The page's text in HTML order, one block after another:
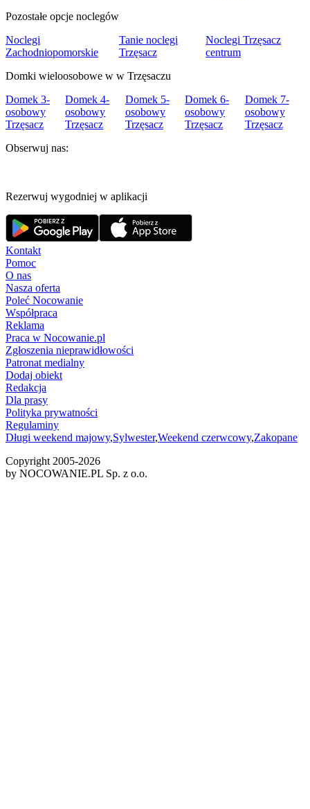
Pozostałe opcje noclegów
Noclegi
Zachodniopomorskie
Tanie noclegi
Trzęsacz
Noclegi Trzęsacz
centrum
Domki wieloosobowe w w Trzęsaczu
Domek 3-
osobowy
Trzęsacz
Domek 4-
osobowy
Trzęsacz
Domek 5-
osobowy
Trzęsacz
Domek 6-
osobowy
Trzęsacz
Domek 7-
osobowy
Trzęsacz
Obserwuj nas:
Rezerwuj wygodniej w aplikacji
Kontakt
Pomoc
O nas
Nasza oferta
Poleć Nocowanie
Współpraca
Reklama
Praca w Nocowanie.pl
Zgłoszenia nieprawidłowości
Patronat medialny
Dodaj obiekt
Redakcja
Dla prasy
Polityka prywatności
Regulaminy
Długi weekend majowy,Sylwester,Weekend czerwcowy,Zakopane
Copyright 2005-2026
by NOCOWANIE.PL Sp. z o.o.